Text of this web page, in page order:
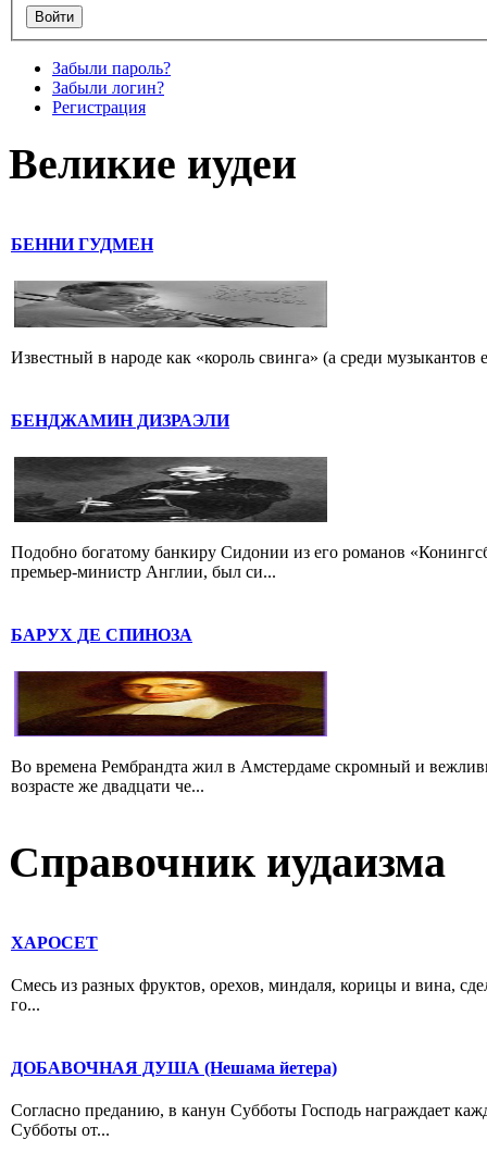
Забыли пароль?
Забыли логин?
Регистрация
Великие иудеи
БЕННИ ГУДМЕН
Известный в народе как «король свинга» (а среди
БЕНДЖАМИН ДИЗРАЭЛИ
Подобно богатому банкиру Сидонии из его романов
премьер-министр Англии, был си...
БАРУХ ДЕ СПИНОЗА
Во времена Рембрандта жил в Амстердаме скромный и
возрасте же двадцати че...
Справочник иудаизма
ХАРОСЕТ
Смесь из разных фруктов, орехов, миндаля, корицы и вина,
го...
ДОБАВОЧНАЯ ДУША (Нешама йетера)
Согласно преданию, в канун Субботы Господь награждает
Субботы от...